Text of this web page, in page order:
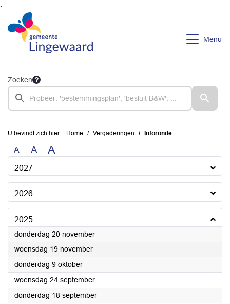
Ga naar de inhoud van deze pagina
Ga naar het zoeken
Ga naar het menu
Menu
Zoeken
U bevindt zich hier: Home Vergaderingen Inforonde
A A A
2027
2026
2025
donderdag 20 november2025
woensdag 19 november2025
donderdag 9 oktober2025
woensdag 24 september2025
donderdag 18 september2025